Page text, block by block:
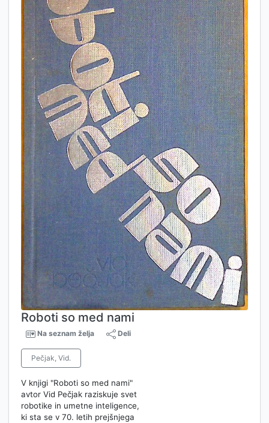
Roboti so med nami
Na seznam želja Deli
Pečjak, Vid.
V knjigi "Roboti so med nami"
avtor Vid Pečjak raziskuje svet
robotike in umetne inteligence,
ki sta se v 70. letih prejšnjega